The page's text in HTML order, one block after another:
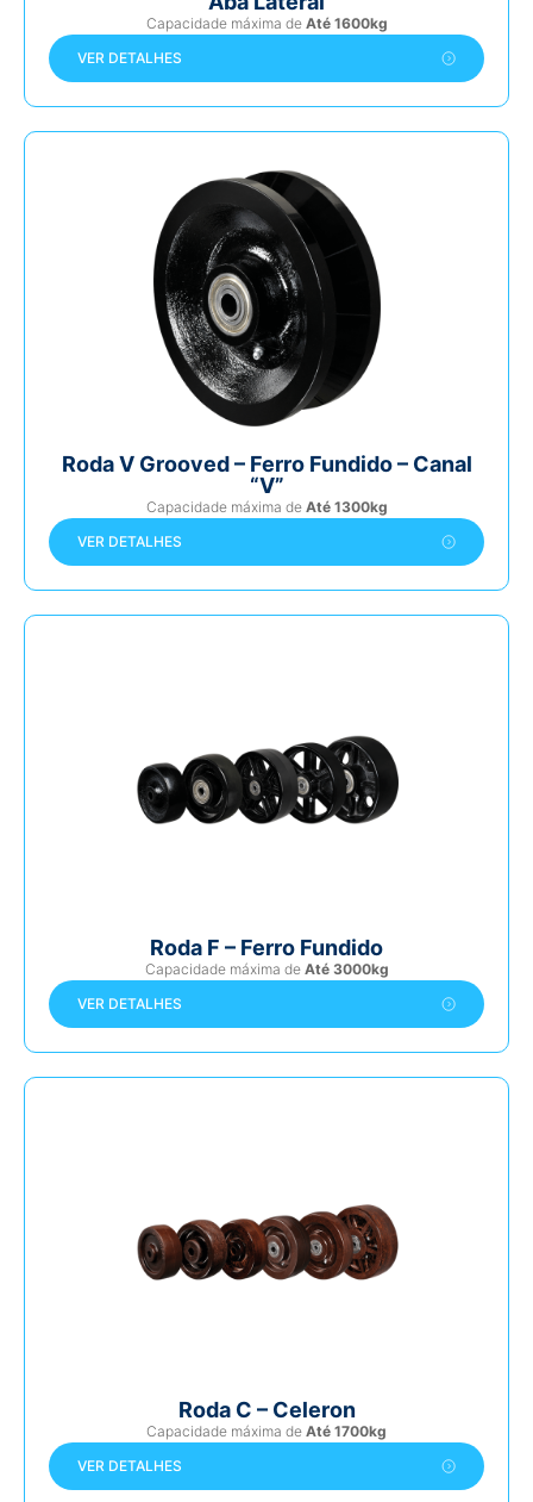
Capacidade máxima de Até 1600kg
VER DETALHES
Roda V Grooved – Ferro Fundido – Canal
“V”
Capacidade máxima de Até 1300kg
VER DETALHES
Roda F – Ferro Fundido
Capacidade máxima de Até 3000kg
VER DETALHES
Roda C – Celeron
Capacidade máxima de Até 1700kg
VER DETALHES